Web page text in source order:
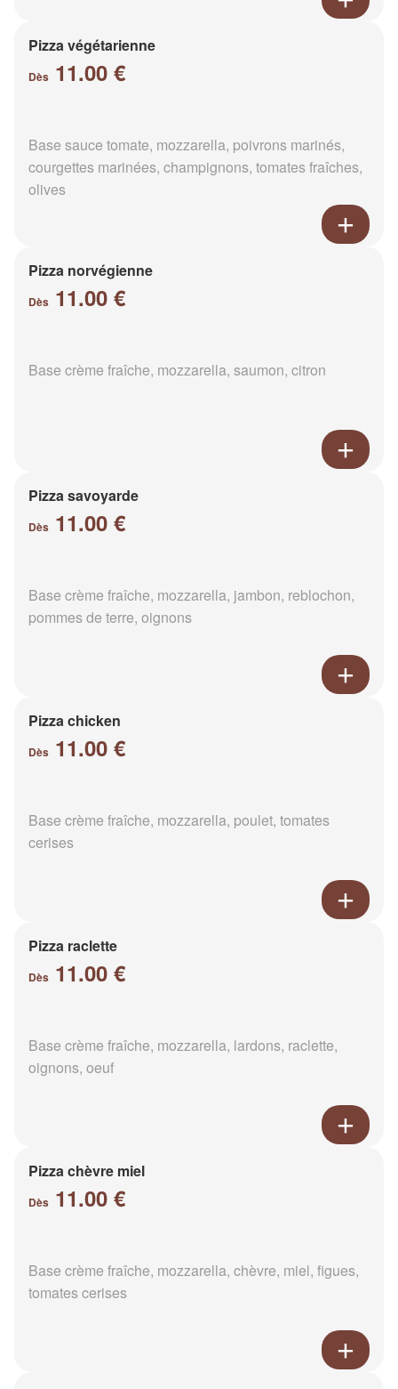
Pizza végétarienne
Dès 11.00 €
Base sauce tomate, mozzarella, poivrons marinés,
courgettes marinées, champignons, tomates fraîches,
olives
Pizza norvégienne
Dès 11.00 €
Base crème fraîche, mozzarella, saumon, citron
Pizza savoyarde
Dès 11.00 €
Base crème fraîche, mozzarella, jambon, reblochon,
pommes de terre, oignons
Pizza chicken
Dès 11.00 €
Base crème fraîche, mozzarella, poulet, tomates
cerises
Pizza raclette
Dès 11.00 €
Base crème fraîche, mozzarella, lardons, raclette,
oignons, oeuf
Pizza chèvre miel
Dès 11.00 €
Base crème fraîche, mozzarella, chèvre, miel, figues,
tomates cerises